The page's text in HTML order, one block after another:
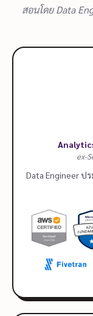
สอนโดย Data
ex-
Data Engineer ป